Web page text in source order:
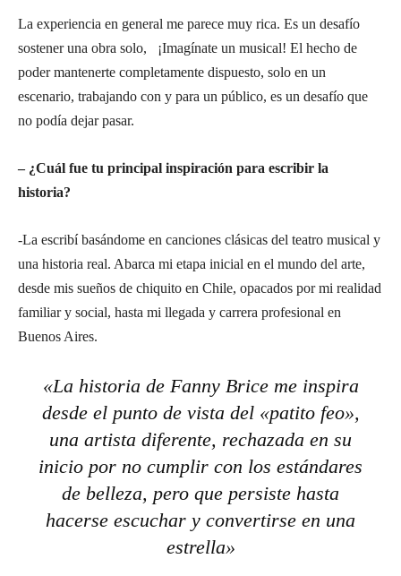
La experiencia en general me parece muy rica. Es un desafío
sostener una obra solo, ¡Imagínate un musical! El hecho de
poder mantenerte completamente dispuesto, solo en un
escenario, trabajando con y para un público, es un desafío que
no podía dejar pasar.
– ¿Cuál fue tu principal inspiración para escribir la
historia?
-La escribí basándome en canciones clásicas del teatro musical y
una historia real. Abarca mi etapa inicial en el mundo del arte,
desde mis sueños de chiquito en Chile, opacados por mi realidad
familiar y social, hasta mi llegada y carrera profesional en
Buenos Aires.
«La historia de Fanny Brice me inspira
desde el punto de vista del «patito feo»,
una artista diferente, rechazada en su
inicio por no cumplir con los estándares
de belleza, pero que persiste hasta
hacerse escuchar y convertirse en una
estrella»